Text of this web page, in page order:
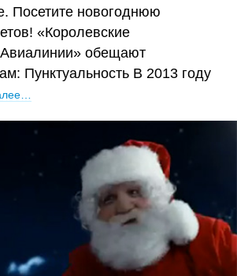
Посетите новогоднюю
«Королевские
обещают
Пунктуальность В 2013 году